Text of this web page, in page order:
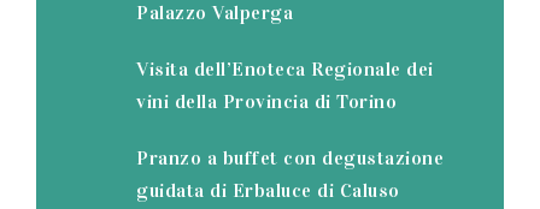
Palazzo Valperga
Visita dell’Enoteca Regionale dei
vini della Provincia di Torino
Pranzo a buffet con degustazione
guidata di Erbaluce di Caluso